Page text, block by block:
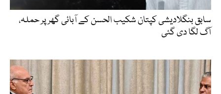
سابق بنگلادیشی کپتان شکیب الحسن کے آبائی گھر پر حملہ،
آگ لگا دی گئی